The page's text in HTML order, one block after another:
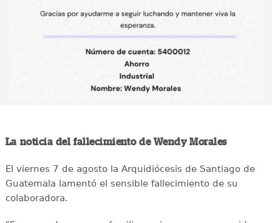
La noticia del fallecimiento de Wendy Morales
El viernes 7 de agosto la Arquidiócesis de Santiago de
Guatemala lamentó el sensible fallecimiento de su
colaboradora.